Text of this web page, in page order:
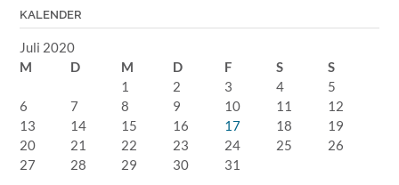
KALENDER
Juli 2020
M
D M D F S
S
1
2 3 4
5
6
7 8 9 10 11
12
13
14 15 16 17 18
19
20
21 22 23 24 25
26
27
28 29 30 31